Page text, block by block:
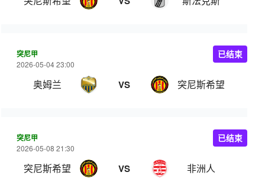
突尼甲
2026-05-04 23:00
奥姆兰 VS 突尼斯希望
已结束
突尼甲
2026-05-08 21:30
突尼斯希望 VS 非洲人
已结束